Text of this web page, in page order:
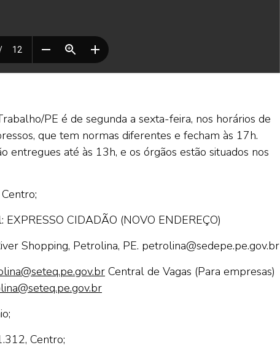
PE é de segunda a sexta-feira, nos horários de
que tem normas diferentes e fecham às 17h.
entregues até às 13h, e os órgãos estão situados nos
CIDADÃO (NOVO ENDEREÇO)
Shopping, Petrolina, PE. petrolina@sedepe.pe.gov.br
Central de Vagas (Para empresas)
Centro;